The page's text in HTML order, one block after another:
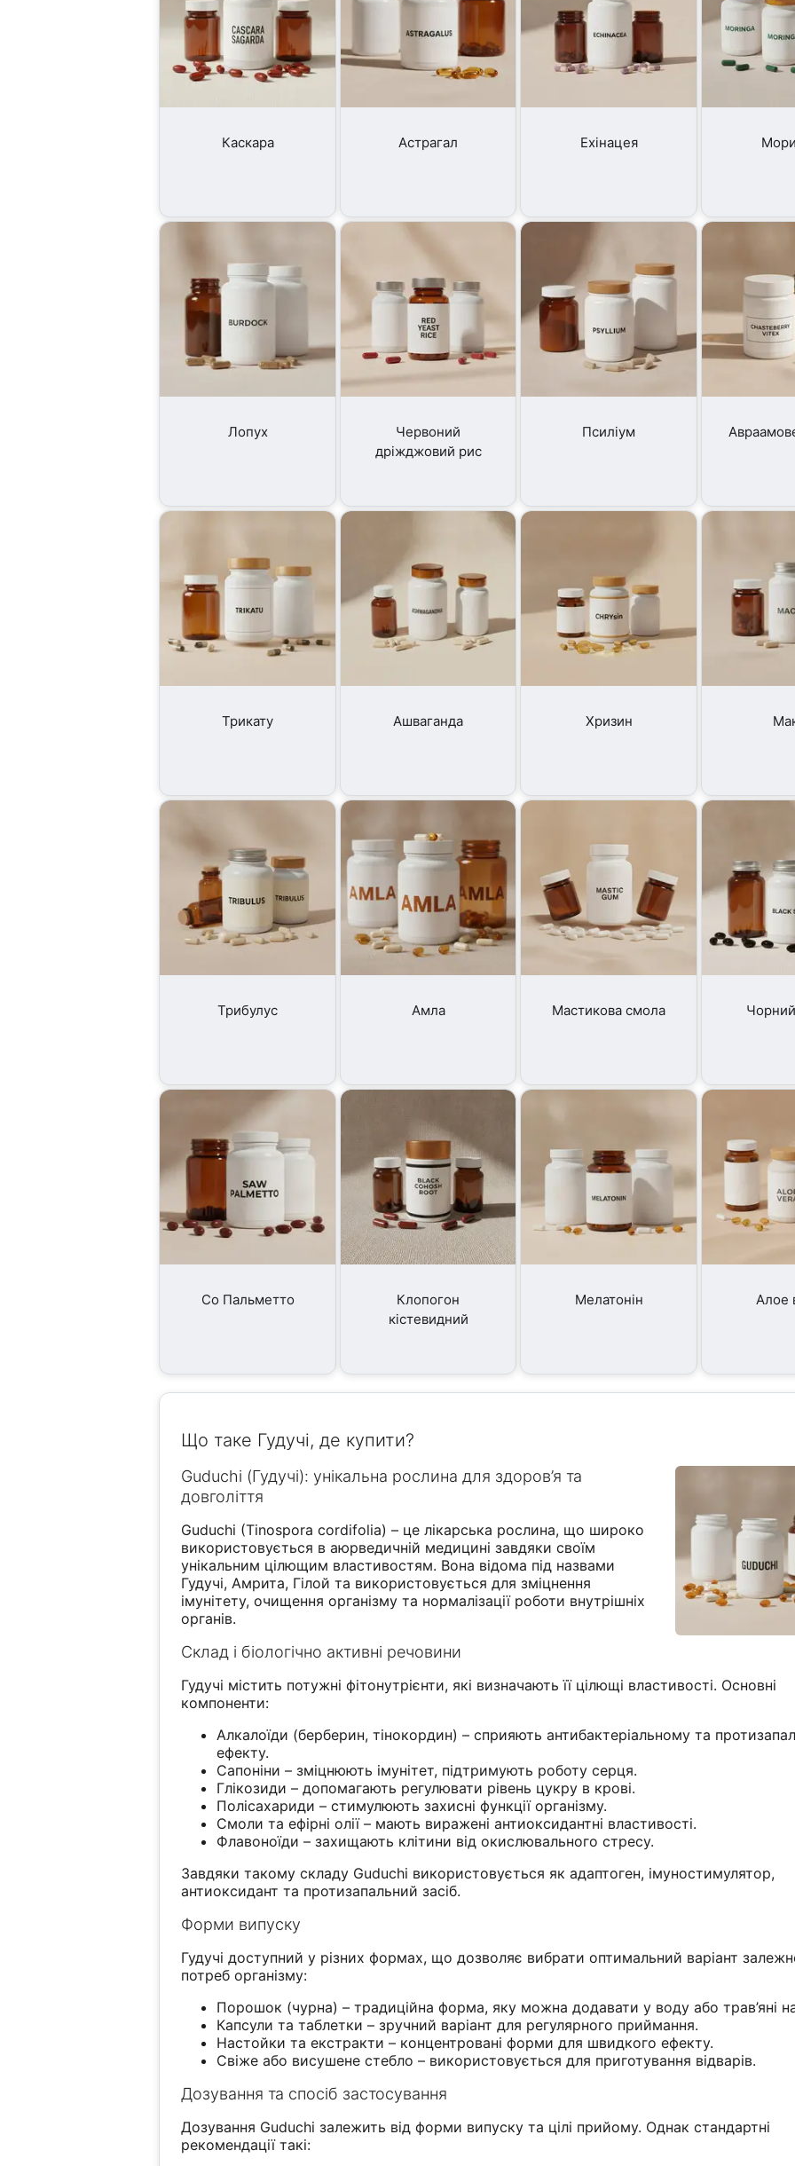
Каскара Астрагал Ехінацея
Лопух
Червоний
дріжджовий рис
Псиліум
Трикату Ашваганда Хризин
Трибулус Амла Мастикова смола
Со Пальметто
Клопогон
кістевидний
Мелатонін Алое
Що таке Гудучі, де купити?
Guduchi (Гудучі): унікальна рослина для здоров’я та
довголіття
Guduchi (Tinospora cordifolia) – це лікарська рослина, що широко
використовується в аюрведичній медицині завдяки своїм
унікальним цілющим властивостям. Вона відома під назвами
Гудучі, Амрита, Гілой та використовується для зміцнення
імунітету, очищення організму та нормалізації роботи внутрішніх
органів.
Склад і біологічно активні речовини
Гудучі містить потужні фітонутрієнти, які визначають її цілющі властивості. Основні
компоненти:
Алкалоїди (берберин, тінокордин) – сприяють антибактеріальному та
ефекту.
Сапоніни – зміцнюють імунітет, підтримують роботу серця.
Глікозиди – допомагають регулювати рівень цукру в крові.
Полісахариди – стимулюють захисні функції організму.
Смоли та ефірні олії – мають виражені антиоксидантні властивості.
Флавоноїди – захищають клітини від окислювального стресу.
Завдяки такому складу Guduchi використовується як адаптоген, імуностимулятор,
антиоксидант та протизапальний засіб.
Форми випуску
Гудучі доступний у різних формах, що дозволяє вибрати оптимальний варіант
потреб організму:
Порошок (чурна) – традиційна форма, яку можна додавати у воду або трав’яні
Капсули та таблетки – зручний варіант для регулярного приймання.
Настойки та екстракти – концентровані форми для швидкого ефекту.
Свіже або висушене стебло – використовується для приготування відварів.
Дозування та спосіб застосування
Дозування Guduchi залежить від форми випуску та цілі прийому. Однак стандартні
рекомендації такі: